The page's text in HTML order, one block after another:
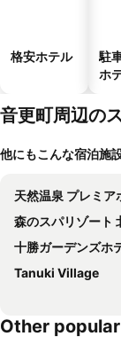
格安ホテル
駐
ホ
音更町周辺の
他にもこんな宿泊施
天然温泉 プレミアホテ
森のスパリゾート
十勝ガーデンズホ
Tanuki Village
Other